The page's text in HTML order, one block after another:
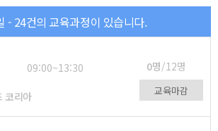
- 24건의 교육과정이 있습니다.
09:00~13:30 0명/12명
코리아 교육마감